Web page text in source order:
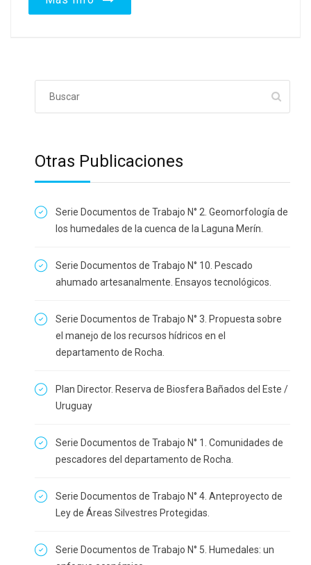
Otras Publicaciones
Serie Documentos de Trabajo N° 2. Geomorfología de
los humedales de la cuenca de la Laguna Merín.
Serie Documentos de Trabajo N° 10. Pescado
ahumado artesanalmente. Ensayos tecnológicos.
Serie Documentos de Trabajo N° 3. Propuesta sobre
el manejo de los recursos hídricos en el
departamento de Rocha.
Plan Director. Reserva de Biosfera Bañados del Este /
Uruguay
Serie Documentos de Trabajo N° 1. Comunidades de
pescadores del departamento de Rocha.
Serie Documentos de Trabajo N° 4. Anteproyecto de
Ley de Áreas Silvestres Protegidas.
Serie Documentos de Trabajo N° 5. Humedales: un